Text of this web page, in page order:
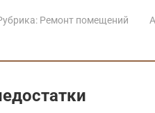
Ремонт помещений